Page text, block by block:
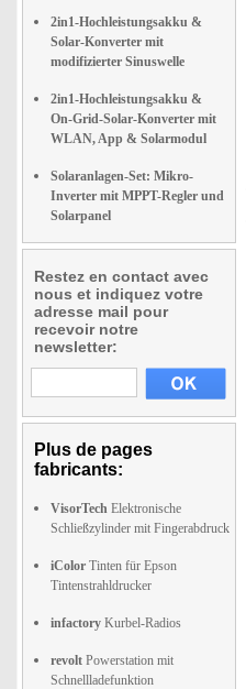
2in1-Hochleistungsakku &
Solar-Konverter mit
modifizierter Sinuswelle
2in1-Hochleistungsakku &
On-Grid-Solar-Konverter mit
WLAN, App & Solarmodul
Solaranlagen-Set: Mikro-
Inverter mit MPPT-Regler und
Solarpanel
Restez en contact avec
nous et indiquez votre
adresse mail pour
recevoir notre
newsletter:
Plus de pages
fabricants:
VisorTech Elektronische
Schließzylinder mit Fingerabdruck
iColor Tinten für Epson
Tintenstrahldrucker
infactory Kurbel-Radios
revolt Powerstation mit
Schnellladefunktion